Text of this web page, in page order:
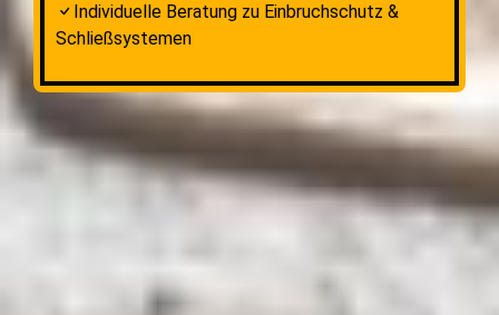
Individuelle Beratung zu Einbruchschutz &
Schließsystemen